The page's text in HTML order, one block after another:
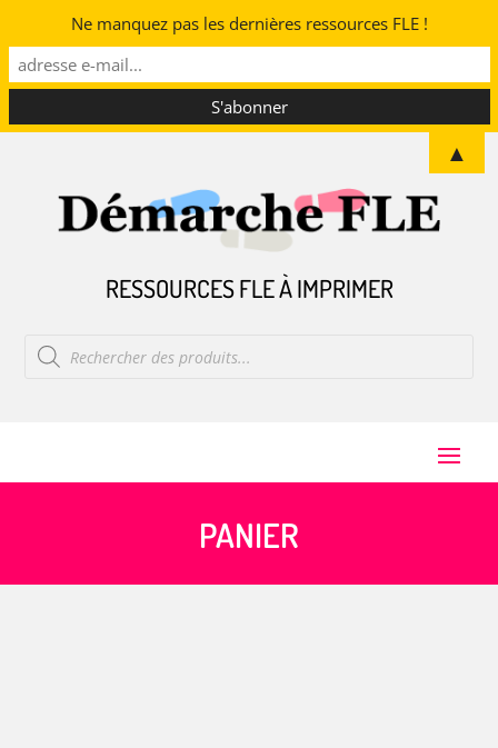
RESSOURCES FLE À IMPRIMER
Recherche
de
produits
PANIER
Ne manquez pas les dernières ressources FLE !
▲